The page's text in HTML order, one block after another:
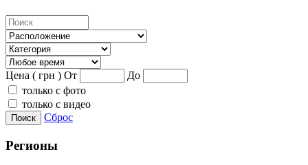
Цена ( грн ) От
До
только с фото
только с видео
Поиск Сброс
Регионы